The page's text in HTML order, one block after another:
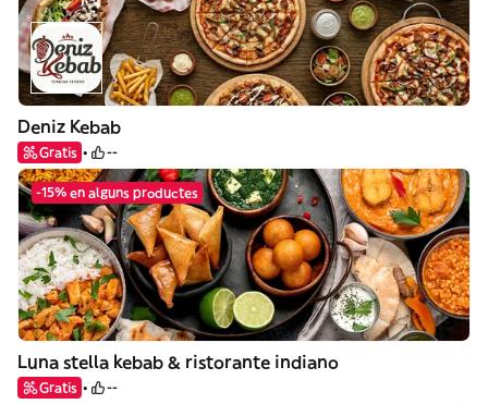
Deniz Kebab
Gratis --
-15% en alguns productes
Luna stella kebab & ristorante indiano
Gratis --